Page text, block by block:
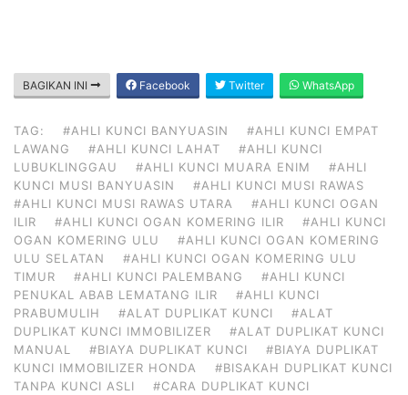
BAGIKAN INI Facebook Twitter WhatsApp
TAG: #AHLI KUNCI BANYUASIN
#AHLI KUNCI EMPAT
LAWANG
#AHLI KUNCI LAHAT
#AHLI KUNCI
LUBUKLINGGAU
#AHLI KUNCI MUARA ENIM
#AHLI
KUNCI MUSI BANYUASIN
#AHLI KUNCI MUSI RAWAS
#AHLI KUNCI MUSI RAWAS UTARA
#AHLI KUNCI OGAN
ILIR
#AHLI KUNCI OGAN KOMERING ILIR
#AHLI KUNCI
OGAN KOMERING ULU
#AHLI KUNCI OGAN KOMERING
ULU SELATAN
#AHLI KUNCI OGAN KOMERING ULU
TIMUR
#AHLI KUNCI PALEMBANG
#AHLI KUNCI
PENUKAL ABAB LEMATANG ILIR
#AHLI KUNCI
PRABUMULIH
#ALAT DUPLIKAT KUNCI
#ALAT
DUPLIKAT KUNCI IMMOBILIZER
#ALAT DUPLIKAT KUNCI
MANUAL
#BIAYA DUPLIKAT KUNCI
#BIAYA DUPLIKAT
KUNCI IMMOBILIZER HONDA
#BISAKAH DUPLIKAT KUNCI
TANPA KUNCI ASLI
#CARA DUPLIKAT KUNCI